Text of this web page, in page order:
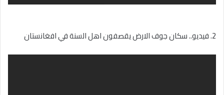
2. فيديو.. سكان جوف الارض يقصفون اهل السنة في افغانستان